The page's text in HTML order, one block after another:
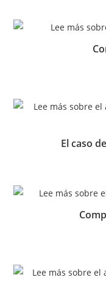
El caso